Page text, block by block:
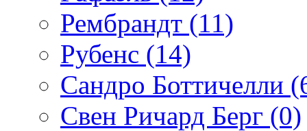
Рембрандт (11)
Рубенс (14)
Сандро Боттичелли
Свен Ричард Берг (0)